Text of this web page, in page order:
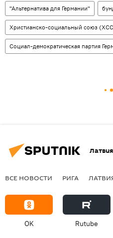
"Альтернатива для Германии"
Христианско-социальный союз
Социал-демократическая партия
Латвия
ВСЕ НОВОСТИ РИГА
OK Rutube